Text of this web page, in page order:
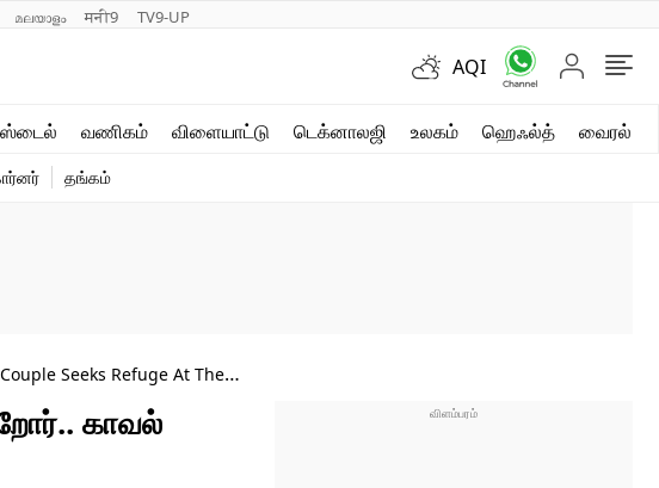
മലയാളം मनी9 TV9-UP
AQI
வணிகம் விளையாட்டு டெக்னாலஜி உலகம் ஹெஃல்த் வைரல்
வைரல்தங்கம்
Seeks Refuge At The
காவல்